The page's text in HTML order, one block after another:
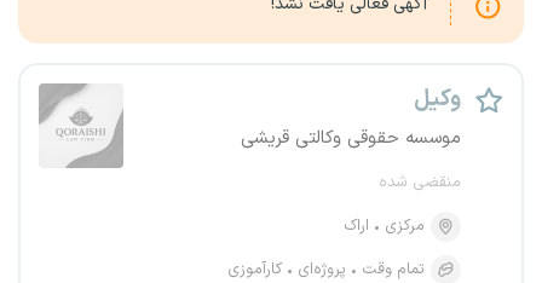
وکیل
موسسه حقوقی وکالتی قریشی
منقضی شده
مرکزی
اراک
تمام وقت
پروژه‌ای کارآموزی